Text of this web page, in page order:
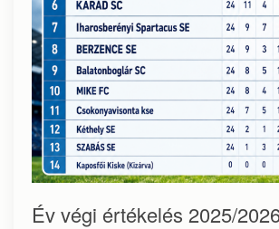
Év végi értékelés 2025/